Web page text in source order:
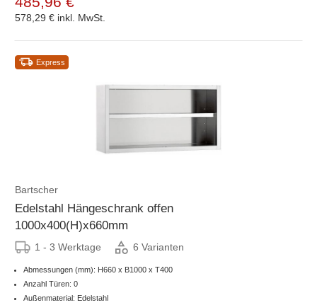
578,29 € inkl. MwSt.
Express
Bartscher
Edelstahl Hängeschrank offen
1000x400(H)x660mm
1 - 3 Werktage 6 Varianten
Abmessungen (mm): H660 x B1000 x T400
Anzahl Türen: 0
Außenmaterial: Edelstahl